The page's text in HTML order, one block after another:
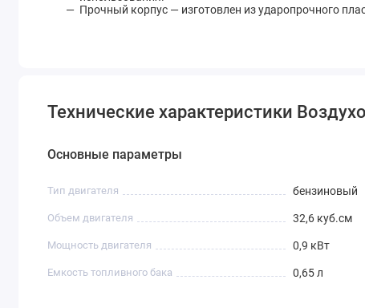
Прочный корпус — изготовлен из ударопрочного
Технические характеристики
Основные параметры
Тип двигателя бензиновый
Объем двигателя 32,6 куб.см
Мощность двигателя 0,9 кВт
Емкость топливного бака 0,65 л